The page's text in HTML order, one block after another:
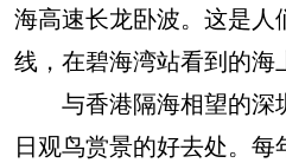
海高速长龙卧波。这是
线，在碧海湾站看到的海
与香港隔海相望的深
日观鸟赏景的好去处。